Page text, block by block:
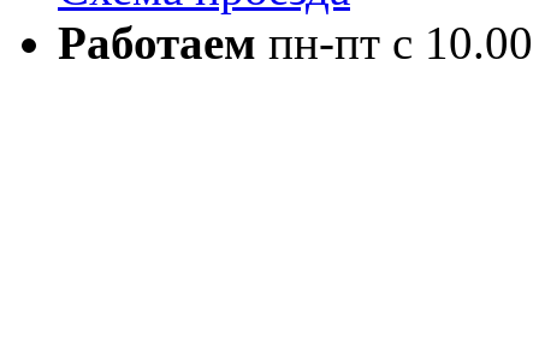
Работаем пн-пт с